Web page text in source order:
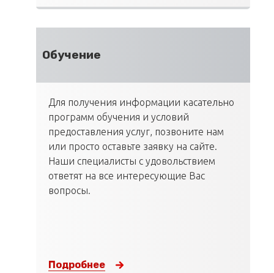
Обучение
Для получения информации касательно
программ обучения и условий
предоставления услуг, позвоните нам
или просто оставьте заявку на сайте.
Наши специалисты с удовольствием
ответят на все интересующие Вас
вопросы.
Подробнее